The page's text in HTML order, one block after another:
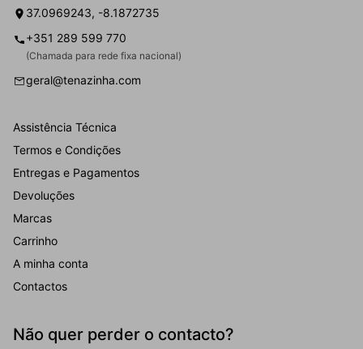
37.0969243, -8.1872735
+351 289 599 770
(Chamada para rede fixa nacional)
geral@tenazinha.com
Assistência Técnica
Termos e Condições
Entregas e Pagamentos
Devoluções
Marcas
Carrinho
A minha conta
Contactos
Não quer perder o contacto?